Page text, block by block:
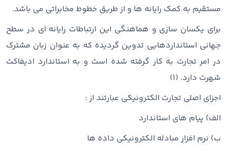
مستقیم به کمک رایانه ها و از طریق خطوط مخابراتی می باشد.
برای یکسان سازی و هماهنگی این ارتباطات رایانه ای در سطح
جهانی استانداردهایی تدوین گردیده که به عنوان زبان مشترک
در امر تجارت به کار گرفته شده است و به استاندارد ادیفاکت
شهرت دارد. (۱)
اجزای اصلی تجارت الکترونیکی عبارتند از :
الف) پیام های استاندارد
ب) نرم افزار مبادله الکترونیکی داده ها